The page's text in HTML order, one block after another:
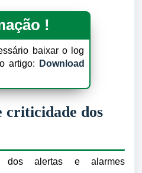
!
baixar o log
artigo:
Download
criticidade dos
dos alertas e alarmes